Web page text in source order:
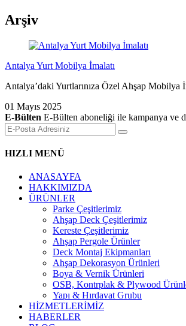
Arşiv
Antalya Yurt Mobilya İmalatı
Antalya’daki Yurtlarınıza Özel Ahşap
01 Mayıs 2025
E-Bülten E-Bülten aboneliği ile kampanya ve
HIZLI MENÜ
ANASAYFA
HAKKIMIZDA
ÜRÜNLER
Parke Çeşitlerimiz
Ahşap Deck Çeşitlerimiz
Kereste Çeşitlerimiz
Ahşap Pergole Ürünler
Deck Montaj Ekipmanları
Ahşap Dekorasyon Ürünleri
Boya & Vernik Ürünleri
OSB, Kontrplak & Plywood
Yapı & Hırdavat Grubu
HİZMETLERİMİZ
HABERLER